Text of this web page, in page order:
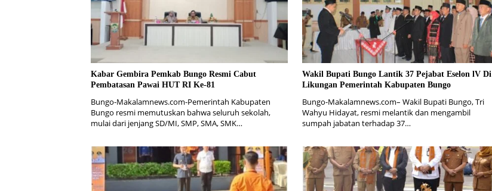
Kabar Gembira Pemkab Bungo Resmi Cabut
Pembatasan Pawai HUT RI Ke-81
Bungo-Makalamnews.com-Pemerintah Kabupaten
Bungo resmi memutuskan bahwa seluruh sekolah,
mulai dari jenjang SD/MI, SMP, SMA, SMK…
Wakil Bupati Bungo Lantik 37 Pejabat Eselon lV Di
Likungan Pemerintah Kabupaten Bungo
Bungo-Makalamnews.com– Wakil Bupati Bungo, Tri
Wahyu Hidayat, resmi melantik dan mengambil
sumpah jabatan terhadap 37…